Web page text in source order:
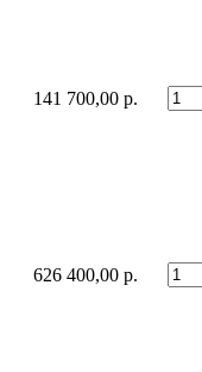
141 700,00 р.
626 400,00 р.